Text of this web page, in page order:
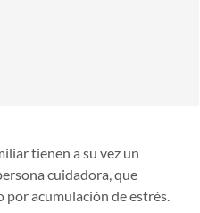
tienen a su vez un
cuidadora, que
por acumulación de estrés.